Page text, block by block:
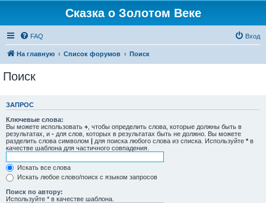
Сказка о Золотом Веке
FAQ Вход
На главную Список форумов Поиск
Поиск
ЗАПРОС
Ключевые слова:
Вы можете использовать + , чтобы определить слова, которые должны быть в
результатах, и - для слов, которых в результатах быть не должно. Вы можете
разделить слова символом | для поиска любого слова из списка. Используйте * в
качестве шаблона для частичного совпадения.
Искать все слова
Искать любое слово/поиск с языком запросов
Поиск по автору:
Используйте * в качестве шаблона.